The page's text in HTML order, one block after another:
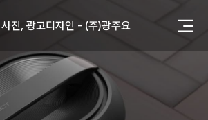
웹사이트 - (주)세스코
동영상, CI - 카피어랜드㈜
동영상, 홈페이지 - (주)분독
동영상, 카탈로그 - 피자마루
웹사이트 - 백조씽크